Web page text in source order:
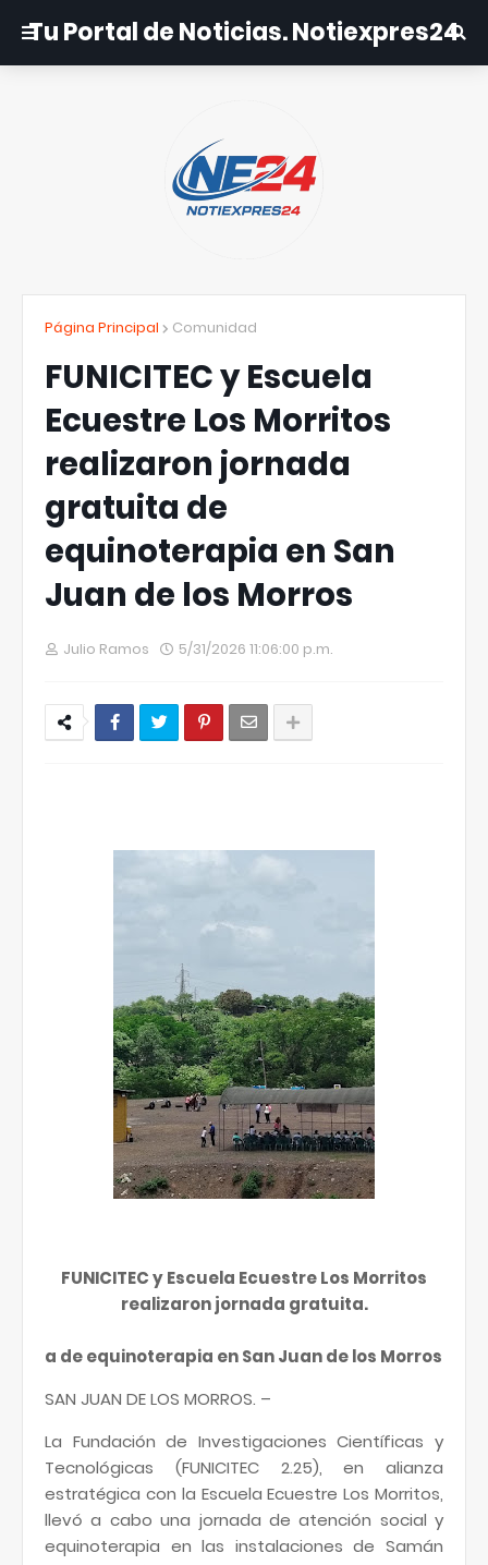
Tu Portal de Noticias. Notiexpres24
Página Principal Comunidad
FUNICITEC y Escuela
Ecuestre Los Morritos
realizaron jornada
gratuita de
equinoterapia en San
Juan de los Morros
Julio Ramos 5/31/2026 11:06:00 p.m.
FUNICITEC y Escuela Ecuestre Los Morritos
realizaron jornada gratuita.
a de equinoterapia en San Juan de los Morros
SAN JUAN DE LOS MORROS. –
La Fundación de Investigaciones Científicas y
Tecnológicas (FUNICITEC 2.25), en alianza
estratégica con la Escuela Ecuestre Los Morritos,
llevó a cabo una jornada de atención social y
equinoterapia en las instalaciones de Samán